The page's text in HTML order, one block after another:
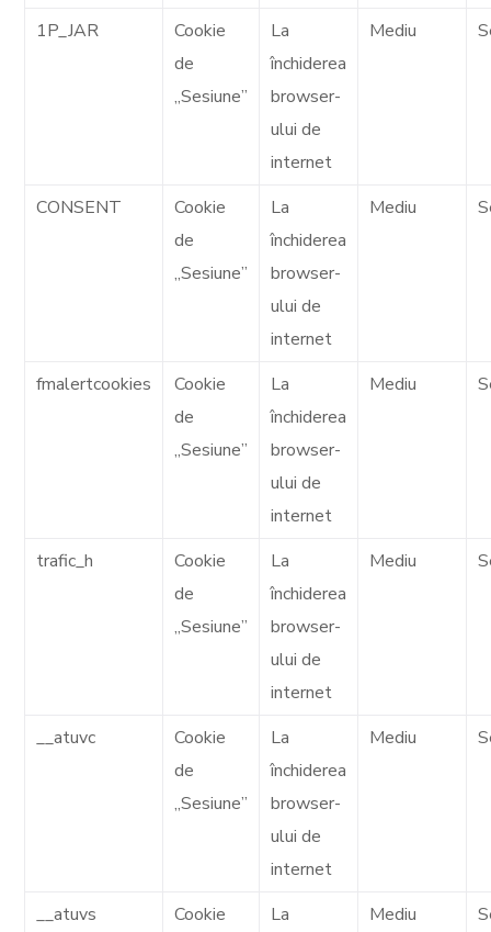
1P_JAR
Cookie
de
„Sesiune”
La
închiderea
browser-
ului de
internet
Mediu
CONSENT
Cookie
de
„Sesiune”
La
închiderea
browser-
ului de
internet
Mediu
fmalertcookies
Cookie
de
„Sesiune”
La
închiderea
browser-
ului de
internet
Mediu
trafic_h
Cookie
de
„Sesiune”
La
închiderea
browser-
ului de
internet
Mediu
__atuvc
Cookie
de
„Sesiune”
La
închiderea
browser-
ului de
internet
Mediu
__atuvs Cookie La Mediu